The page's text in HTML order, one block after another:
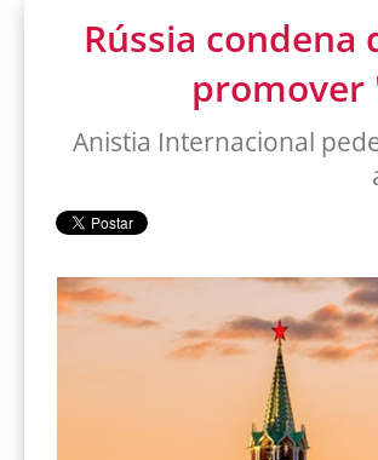
Rússia condena
promover
Anistia Internacional